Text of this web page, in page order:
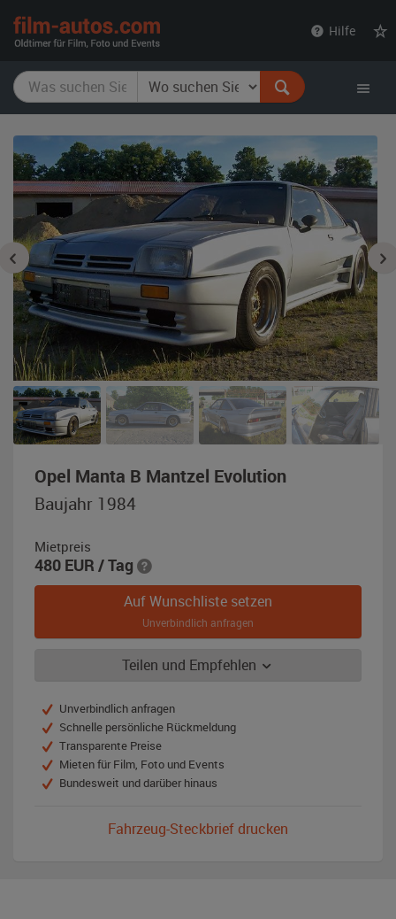
Hilfe
Opel Manta B Mantzel Evolution,
blau
Baujahr 1984
Mietpreis
480 EUR / Tag
Auf Wunschliste setzen
Unverbindlich anfragen
Teilen und Empfehlen
Unverbindlich anfragen
Schnelle persönliche Rückmeldung
Transparente Preise
Mieten für Film, Foto und Events
Bundesweit und darüber hinaus
Fahrzeug-Steckbrief drucken